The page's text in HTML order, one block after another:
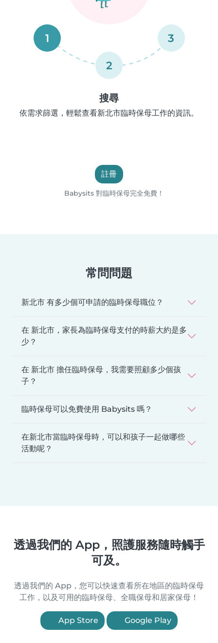
1
2
3
搜尋
依需求篩選，輕鬆查看新北市臨時保母工作的資訊。
註冊
Babysits 對臨時保母完全免費！
常問問題
新北市 有多少個可申請的臨時保母職位？
在 新北市，家長為臨時保母支付的時薪大約是多
少？
在 新北市 擔任臨時保母，我需要照顧多少個孩
子？
臨時保母可以免費使用 Babysits 嗎？
在新北市當臨時保母時，可以和孩子一起做哪些
活動呢？
透過我們的 App，照護服務隨時觸手
可及。
透過我們的 App，您可以快速查看所在地區的臨時保母
工作，以及可用的臨時保母、全職保母和居家保母！
App Store Google Play